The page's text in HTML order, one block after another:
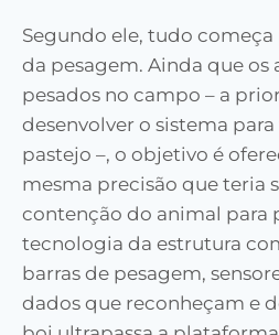
Segundo ele, tudo
da pesagem. Ainda que os
pesados no campo – a
desenvolver o sistema
pastejo –, o objetivo é
mesma precisão que teria
contenção do animal para
tecnologia da estrutura
barras de pesagem,
dados que reconheçam e